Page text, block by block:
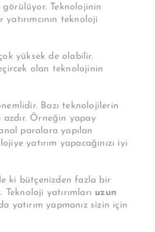
görülüyor. Teknolojinin
teknoloji
yüksek de olabilir.
olan teknolojinin
Bazı teknolojilerin
azdır. Örneğin yapay
paralara yapılan
yatırım yapacağınızı iyi
ki bütçenizden fazla bir
yatırımları uzun
yatırım yapmanız sizin için